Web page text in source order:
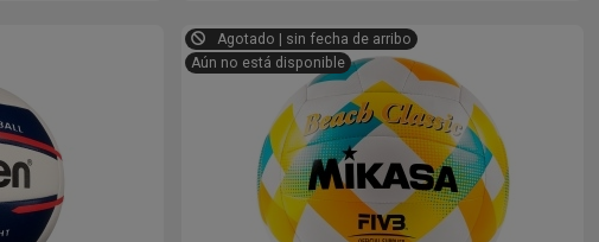
Agotado | sin fecha de arribo
Aún no está disponible